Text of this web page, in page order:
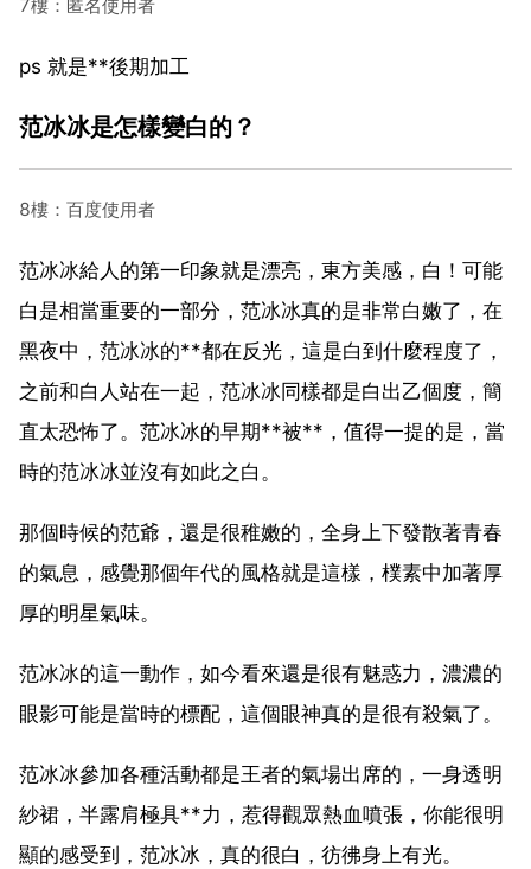
7樓：匿名使用者
ps 就是**後期加工
范冰冰是怎樣變白的？
8樓：百度使用者
范冰冰給人的第一印象就是漂亮，東方美感，白！可能
白是相當重要的一部分，范冰冰真的是非常白嫩了，在
黑夜中，范冰冰的**都在反光，這是白到什麼程度了，
之前和白人站在一起，范冰冰同樣都是白出乙個度，簡
直太恐怖了。范冰冰的早期**被**，值得一提的是，當
時的范冰冰並沒有如此之白。
那個時候的范爺，還是很稚嫩的，全身上下發散著青春
的氣息，感覺那個年代的風格就是這樣，樸素中加著厚
厚的明星氣味。
范冰冰的這一動作，如今看來還是很有魅惑力，濃濃的
眼影可能是當時的標配，這個眼神真的是很有殺氣了。
范冰冰參加各種活動都是王者的氣場出席的，一身透明
紗裙，半露肩極具**力，惹得觀眾熱血噴張，你能很明
顯的感受到，范冰冰，真的很白，彷彿身上有光。